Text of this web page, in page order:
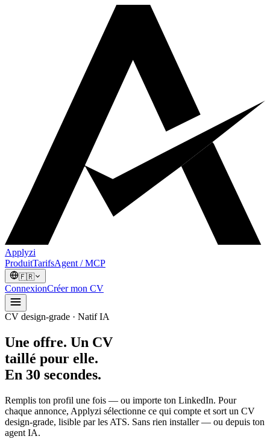
Applyzi
ProduitTarifsAgent / MCP
🇫🇷
ConnexionCréer mon CV
CV design-grade · Natif IA
Une offre. Un CV
taillé pour elle.
En 30 secondes.
Remplis ton profil une fois — ou importe ton LinkedIn. Pour
chaque annonce, Applyzi sélectionne ce qui compte et sort un CV
design-grade, lisible par les ATS. Sans rien installer — ou depuis ton
agent IA.